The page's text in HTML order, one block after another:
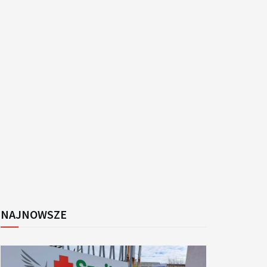
NAJNOWSZE